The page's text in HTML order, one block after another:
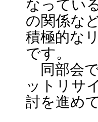
なってい
の関係な
積極的な
です。
同部会
ットリサ
討を進め